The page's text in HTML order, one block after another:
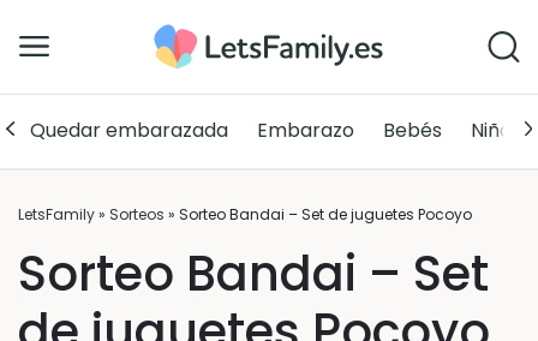
Quedar embarazada Embarazo Bebés Niños
LetsFamily» Sorteos » Sorteo Bandai – Set de juguetes Pocoyo
Sorteo Bandai – Set